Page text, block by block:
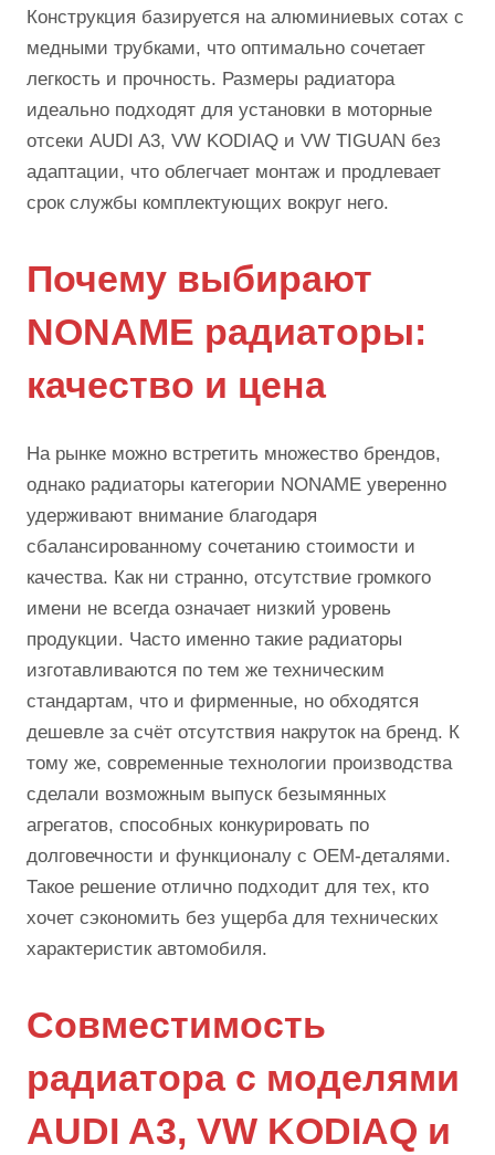
Конструкция базируется на алюминиевых сотах с
медными трубками, что оптимально сочетает
легкость и прочность. Размеры радиатора
идеально подходят для установки в моторные
отсеки AUDI A3, VW KODIAQ и VW TIGUAN без
адаптации, что облегчает монтаж и продлевает
срок службы комплектующих вокруг него.
Почему выбирают
NONAME радиаторы:
качество и цена
На рынке можно встретить множество брендов,
однако радиаторы категории NONAME уверенно
удерживают внимание благодаря
сбалансированному сочетанию стоимости и
качества. Как ни странно, отсутствие громкого
имени не всегда означает низкий уровень
продукции. Часто именно такие радиаторы
изготавливаются по тем же техническим
стандартам, что и фирменные, но обходятся
дешевле за счёт отсутствия накруток на бренд. К
тому же, современные технологии производства
сделали возможным выпуск безымянных
агрегатов, способных конкурировать по
долговечности и функционалу с OEM-деталями.
Такое решение отлично подходит для тех, кто
хочет сэкономить без ущерба для технических
характеристик автомобиля.
Совместимость
радиатора с моделями
AUDI A3, VW KODIAQ и